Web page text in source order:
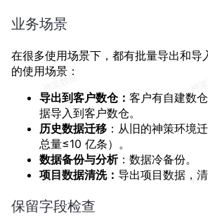
业务场景
在很多使用场景下，都有批量导出和导
的使用场景：
导出到客户数仓： 客户有自建数
据导入到客户数仓。
历史数据迁移 ：从旧的神策环境
总量≤10 亿条）。
数据备份与分析：数据冷备份。
项目数据清洗： 导出项目数据，
保留字段检查